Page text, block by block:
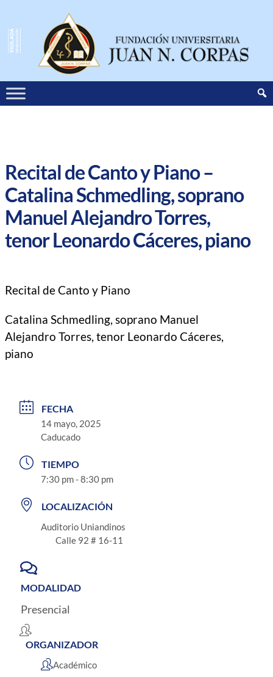
Recital de Canto y Piano –
Catalina Schmedling, soprano
Manuel Alejandro Torres,
tenor Leonardo Cáceres, piano
Recital de Canto y Piano
Catalina Schmedling, soprano Manuel
Alejandro Torres, tenor Leonardo Cáceres,
piano
FECHA
14 mayo, 2025
Caducado
TIEMPO
7:30 pm - 8:30 pm
LOCALIZACIÓN
Auditorio Uniandinos
Calle 92 # 16-11
MODALIDAD
Presencial
ORGANIZADOR
Académico